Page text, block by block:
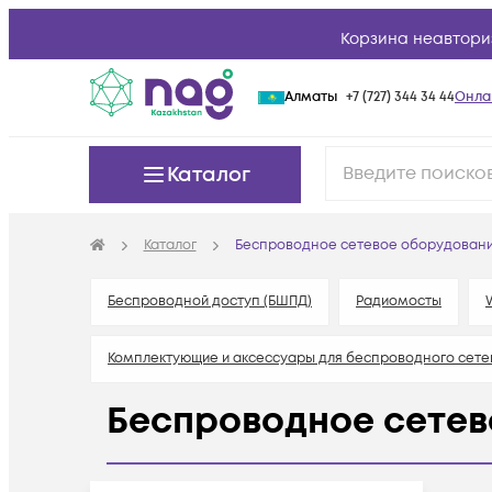
Корзина
Алматы +7 (727) 344 34 44
Каталог
Каталог Беспроводное сетевое
Беспроводной доступ (БШПД) Радиомосты
Комплектующие и аксессуары для беспроводного
Беспроводное